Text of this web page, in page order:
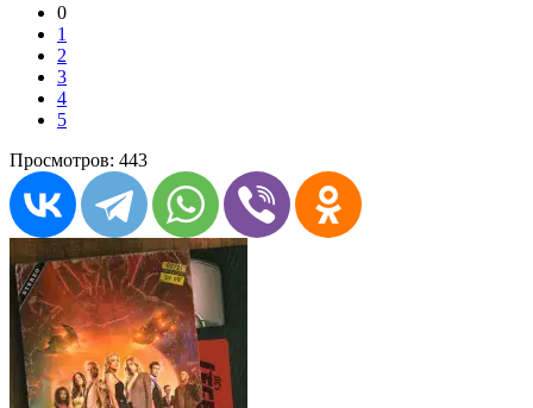
0
1
2
3
4
5
Просмотров: 443